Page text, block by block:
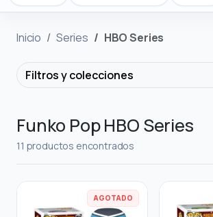
Inicio Series HBO Series
Filtros y colecciones
Funko Pop HBO Series
11 productos encontrados
AGOTADO